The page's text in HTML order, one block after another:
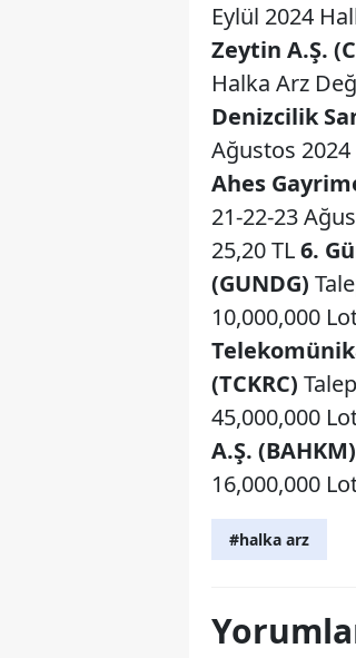
Eylül 2024
Zeytin A.Ş.
Halka Arz
Denizcilik
Ağustos 2024
Ahes
21-22-23
25,20 TL6.
(GUNDG)
10,000,000
(TCKRC)
45,000,000
A.Ş. (BAHKM)
16,000,000
#halka arz